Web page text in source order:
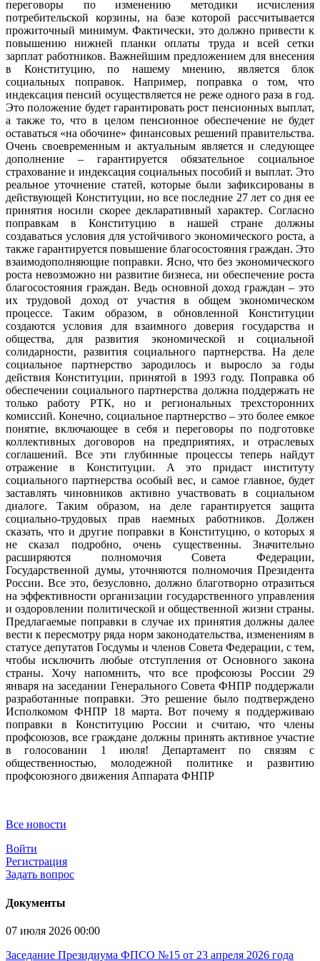
переговоры по изменению методики исчисления
потребительской корзины, на базе которой рассчитывается
прожиточный минимум. Фактически, это должно привести к
повышению нижней планки оплаты труда и всей сетки
зарплат работников. Важнейшим предложением для внесения
в Конституцию, по нашему мнению, является блок
социальных поправок. Например, поправка о том, что
индексация пенсий осуществляется не реже одного раза в год.
Это положение будет гарантировать рост пенсионных выплат,
а также то, что в целом пенсионное обеспечение не будет
оставаться «на обочине» финансовых решений правительства.
Очень своевременным и актуальным является и следующее
дополнение – гарантируется обязательное социальное
страхование и индексация социальных пособий и выплат. Это
реальное уточнение статей, которые были зафиксированы в
действующей Конституции, но все последние 27 лет со дня ее
принятия носили скорее декларативный характер. Согласно
поправкам в Конституцию в нашей стране должны
создаваться условия для устойчивого экономического роста, а
также гарантируется повышение благосостояния граждан. Это
взаимодополняющие поправки. Ясно, что без экономического
роста невозможно ни развитие бизнеса, ни обеспечение роста
благосостояния граждан. Ведь основной доход граждан – это
их трудовой доход от участия в общем экономическом
процессе. Таким образом, в обновленной Конституции
создаются условия для взаимного доверия государства и
общества, для развития экономической и социальной
солидарности, развития социального партнерства. На деле
социальное партнерство зародилось и выросло за годы
действия Конституции, принятой в 1993 году. Поправка об
обеспечении социального партнерства должна поддержать не
только работу РТК, но и региональных трехсторонних
комиссий. Конечно, социальное партнерство – это более емкое
понятие, включающее в себя и переговоры по подготовке
коллективных договоров на предприятиях, и отраслевых
соглашений. Все эти глубинные процессы теперь найдут
отражение в Конституции. А это придаст институту
социального партнерства особый вес, и самое главное, будет
заставлять чиновников активно участвовать в социальном
диалоге. Таким образом, на деле гарантируется защита
социально-трудовых прав наемных работников. Должен
сказать, что и другие поправки в Конституцию, о которых я
не сказал подробно, очень существенны. Значительно
расширяются полномочия Совета Федерации,
Государственной думы, уточняются полномочия Президента
России. Все это, безусловно, должно благотворно отразиться
на эффективности организации государственного управления
и оздоровлении политической и общественной жизни страны.
Предлагаемые поправки в случае их принятия должны далее
вести к пересмотру ряда норм законодательства, изменениям в
статусе депутатов Госдумы и членов Совета Федерации, с тем,
чтобы исключить любые отступления от Основного закона
страны. Хочу напомнить, что все профсоюзы России 29
января на заседании Генерального Совета ФНПР поддержали
разработанные поправки. Это решение было подтверждено
Исполкомом ФНПР 18 марта. Вот почему я поддерживаю
поправки в Конституцию России и считаю, что члены
профсоюзов, все граждане должны принять активное участие
в голосовании 1 июля! Департамент по связям с
общественностью, молодежной политике и развитию
профсоюзного движения Аппарата ФНПР
Все новости
Войти
Регистрация
Задать вопрос
Документы
07 июля 2026 00:00
Заседание Президиума ФПСО №15 от 23 апреля 2026 года